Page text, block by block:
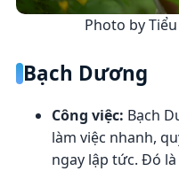
Photo by
Bạch Dương
Công việc: Bạch
làm việc nhanh,
ngay lập tức. Đó